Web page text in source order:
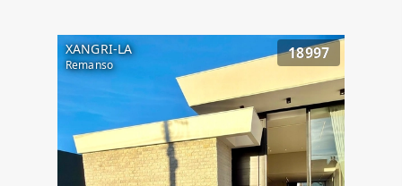
XANGRI-LA
Remanso
18997